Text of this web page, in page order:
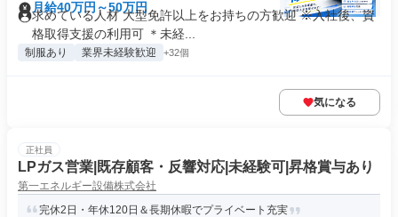
月給40万円～50万円
求めている人材 大型免許以上をお持ちの方歓迎 ※入社後、資
格取得支援の利用可 ＊未経...
制服あり 業界未経験歓迎 +32個
気になる
正社員
LPガス営業|既存顧客・反響対応|未経験可|昇格賞与あり
第一エネルギー設備株式会社
完休2日・年休120日＆長期休暇でプライベート充実